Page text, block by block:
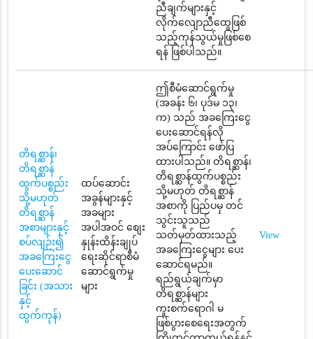
ညီချက်များနှင့်
လိုက်လျောညီထွေဖြစ်
သည့်ကုန်သွယ်မှုဖြစ်စေ
ရန် ဖြစ်ပါသည်။
တိရစ္ဆာန်၊
တိရစ္ဆာန်
ထွက်ပစ္စည်း
သို့မဟုတ်
တိရစ္ဆာန်
အစာများနှင့်
စပ်လျဉ်း၍
အခကြေးငွေ
ပေးဆောင်
ခြင်း (အသား
နှင့်
ထွက်ကုန်)
ထပ်ဆောင်း
အခွန်များနှင့်
အခများ
အပါအဝင် စျေး
နှုန်းထိန်းချုပ်
ရေးဆိုင်ရာစီမံ
ဆောင်ရွက်မှု
များ
ဤစီမံဆောင်ရွက်မှု
(အခန်း ၆၊ ပုဒ်မ ၁၃၊
က) သည် အခကြေးငွေ
ပေးဆောင်ရန်လို
အပ်ကြောင်း ဖော်ပြ
ထားပါသည်။ တိရစ္ဆာန်၊
တိရစ္ဆာန်ထွက်ပစ္စည်း
သို့မဟုတ် တိရစ္ဆာန်
အစာကို ပြည်ပမှ တင်
သွင်းသူသည်
သတ်မှတ်ထားသည့်
အခကြေးငွေများ ပေး
ဆောင်ရမည်။
ရည်ရွယ်ချက်မှာ
တိရစ္ဆာန်များ
ကူးစက်ရောဂါ မ
ဖြစ်ပွားစေရေးအတွက်
View